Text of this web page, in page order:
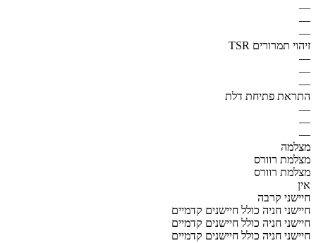
—
—
—
זיהוי תמרורים TSR
—
—
—
התראת פתיחת דלת
—
—
—
מצלמה
מצלמת רוורס
מצלמת רוורס
אין
חיישני קרבה
חיישני חניה כולל חיישנים קדמיים
חיישני חניה כולל חיישנים קדמיים
חיישני חניה כולל חיישנים קדמיים